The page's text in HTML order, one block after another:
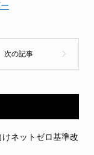
ネットゼロ基準改